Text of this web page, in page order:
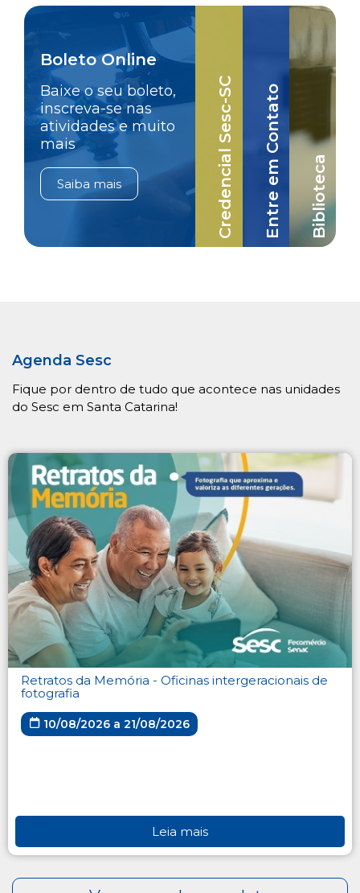
Boleto Online
Baixe o seu boleto,
inscreva-se nas
atividades e muito
mais
Saiba mais Credencial Sesc-SC Entre em Contato Biblioteca
Agenda Sesc
Fique por dentro de tudo que acontece nas unidades
do Sesc em Santa Catarina!
Retratos da Memória - Oficinas intergeracionais de
fotografia
10/08/2026 a 21/08/2026
Leia mais